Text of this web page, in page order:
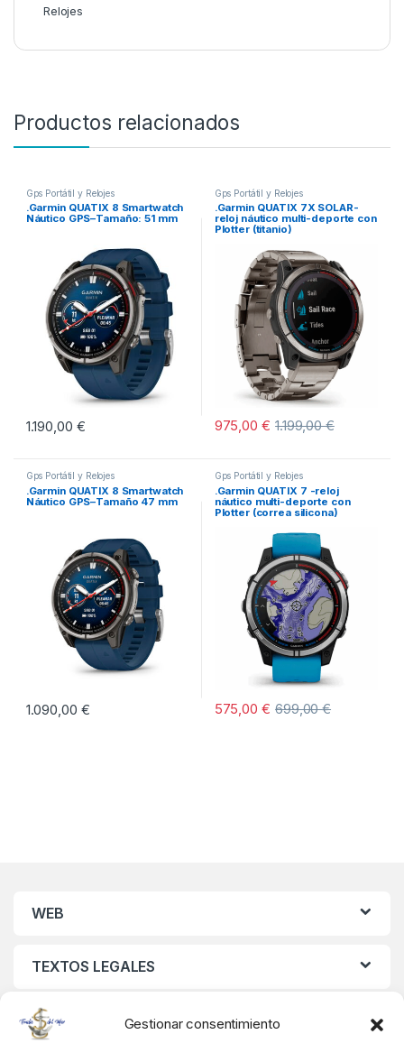
Gestionar consentimiento
Relojes
Productos relacionados
Gps Portátil y Relojes
.Garmin QUATIX 8 Smartwatch
Náutico GPS–Tamaño: 51 mm
1.190,00 €
Gps Portátil y Relojes
.Garmin QUATIX 7X SOLAR-
reloj náutico multi-deporte con
Plotter (titanio)
975,00 € 1.199,00€
Gps Portátil y Relojes
.Garmin QUATIX 8 Smartwatch
Náutico GPS–Tamaño 47 mm
1.090,00 €
Gps Portátil y Relojes
.Garmin QUATIX 7 -reloj
náutico multi-deporte con
Plotter (correa silicona)
575,00 € 699,00€
WEB
TEXTOS LEGALES
MIS DATOS